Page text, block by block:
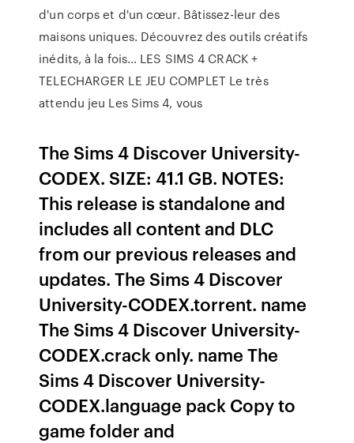
d'un corps et d'un cœur. Bâtissez-leur des
maisons uniques. Découvrez des outils créatifs
inédits, à la fois… LES SIMS 4 CRACK +
TELECHARGER LE JEU COMPLET Le très
attendu jeu Les Sims 4, vous
The Sims 4 Discover University-
CODEX. SIZE: 41.1 GB. NOTES:
This release is standalone and
includes all content and DLC
from our previous releases and
updates. The Sims 4 Discover
University-CODEX.torrent. name
The Sims 4 Discover University-
CODEX.crack only. name The
Sims 4 Discover University-
CODEX.language pack Copy to
game folder and